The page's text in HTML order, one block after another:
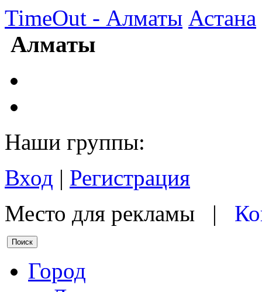
TimeOut - Алматы Астана
Алматы
Наши группы:
Вход | Регистрация
Место для рекламы |
Город